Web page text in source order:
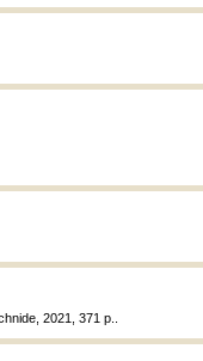
2021, 371 p..